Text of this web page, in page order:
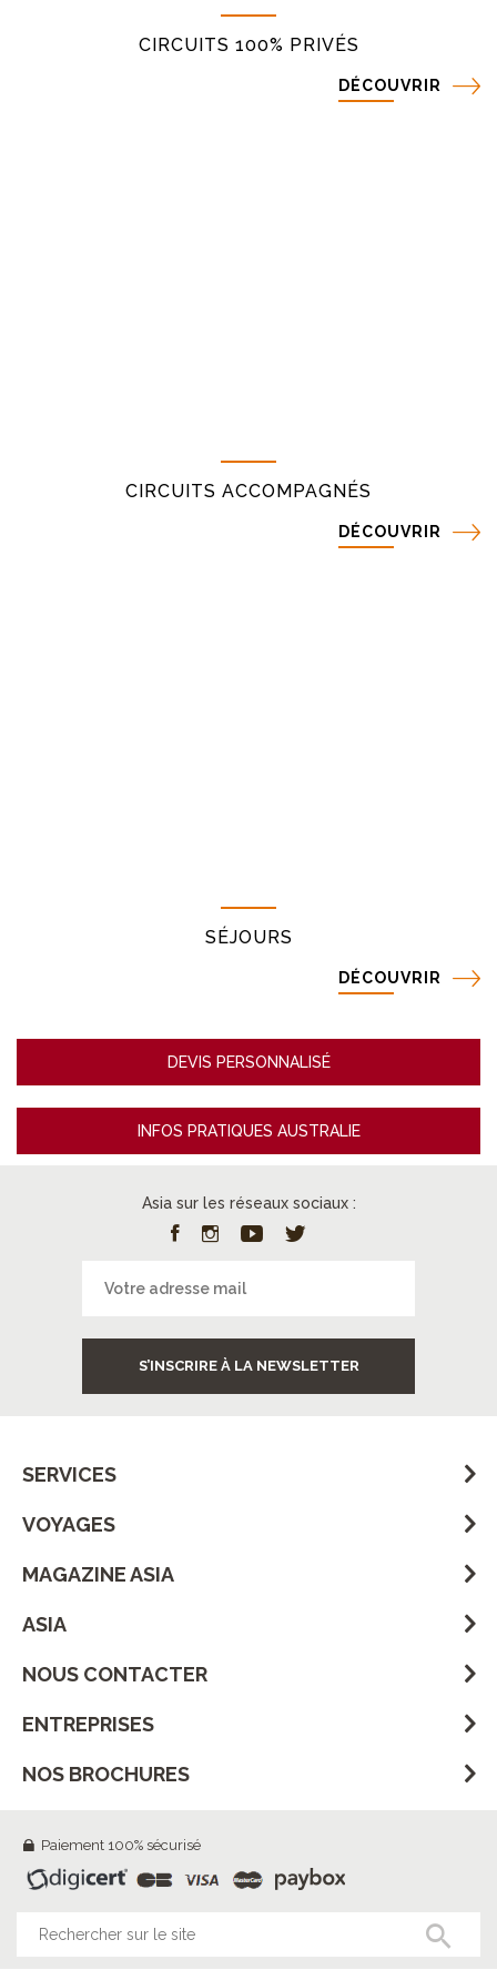
CIRCUITS 100% PRIVÉS
DÉCOUVRIR
CIRCUITS ACCOMPAGNÉS
DÉCOUVRIR
SÉJOURS
DÉCOUVRIR
DEVIS PERSONNALISÉ
INFOS PRATIQUES AUSTRALIE
Asia sur les réseaux sociaux :
S’INSCRIRE À LA NEWSLETTER
SERVICES
VOYAGES
MAGAZINE ASIA
ASIA
NOUS CONTACTER
ENTREPRISES
NOS BROCHURES
Paiement 100% sécurisé